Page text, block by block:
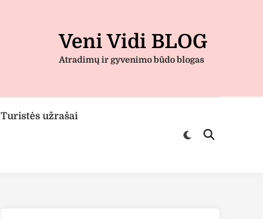
Veni Vidi BLOG
Atradimų ir gyvenimo būdo blogas
Turistės užrašai
Switch
Open